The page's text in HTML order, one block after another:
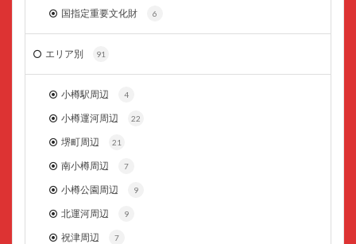
国指定重要文化財 6
エリア別 91
小樽駅周辺 4
小樽運河周辺 22
堺町周辺 21
南小樽周辺 7
小樽公園周辺 9
北運河周辺 9
祝津周辺 7